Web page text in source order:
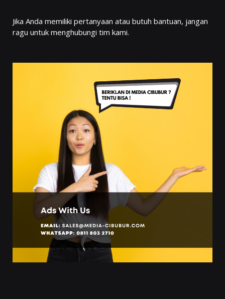
Jika Anda memiliki pertanyaan atau butuh bantuan, jangan
ragu untuk menghubungi tim kami.